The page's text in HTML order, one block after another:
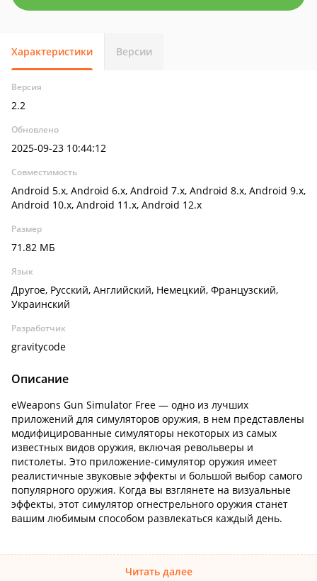
Характеристики Версии
Версия
2.2
Обновлено
2025-09-23 10:44:12
Совместимость
Android 5.x, Android 6.x, Android 7.x, Android 8.x, Android 9.x,
Android 10.x, Android 11.x, Android 12.x
Размер
71.82 МБ
Язык
Другое, Русский, Английский, Немецкий, Французский,
Украинский
Разработчик
gravitycode
Описание
eWeapons Gun Simulator Free — одно из лучших
приложений для симуляторов оружия, в нем представлены
модифицированные симуляторы некоторых из самых
известных видов оружия, включая револьверы и
пистолеты. Это приложение-симулятор оружия имеет
реалистичные звуковые эффекты и большой выбор самого
популярного оружия. Когда вы взглянете на визуальные
эффекты, этот симулятор огнестрельного оружия станет
вашим любимым способом развлекаться каждый день.
Читать далее